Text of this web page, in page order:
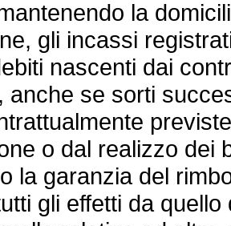
la
gli incassi
nascenti dai
anche se sorti
o dal realizzo dei
la garanzia del
gli effetti da